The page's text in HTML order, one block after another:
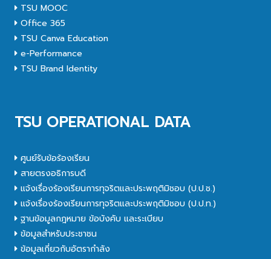
TSU MOOC
Office 365
TSU Canva Education
e-Performance
TSU Brand Identity
TSU OPERATIONAL DATA
ศูนย์รับข้อร้องเรียน
สายตรงอธิการบดี
แจ้งเรื่องร้องเรียนการทุจริตและประพฤติมิชอบ (ป.ป.ช.)
แจ้งเรื่องร้องเรียนการทุจริตและประพฤติมิชอบ (ป.ป.ท.)
ฐานข้อมูลกฎหมาย ข้อบังคับ และระเบียบ
ข้อมูลสำหรับประชาชน
ข้อมูลเกี่ยวกับอัตรากำลัง